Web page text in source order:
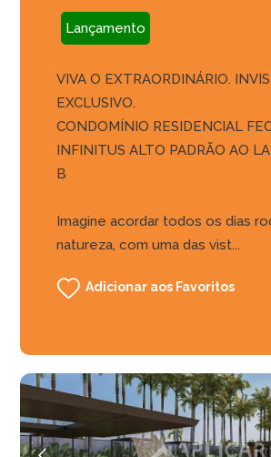
Lançamento
VIVA O EXTRAORDINÁRIO.
EXCLUSIVO.
CONDOMÍNIO RESIDENCIAL
INFINITUS ALTO PADRÃO AO
B
Imagine acordar todos os dias
natureza, com uma das vist...
Adicionar aos Favoritos